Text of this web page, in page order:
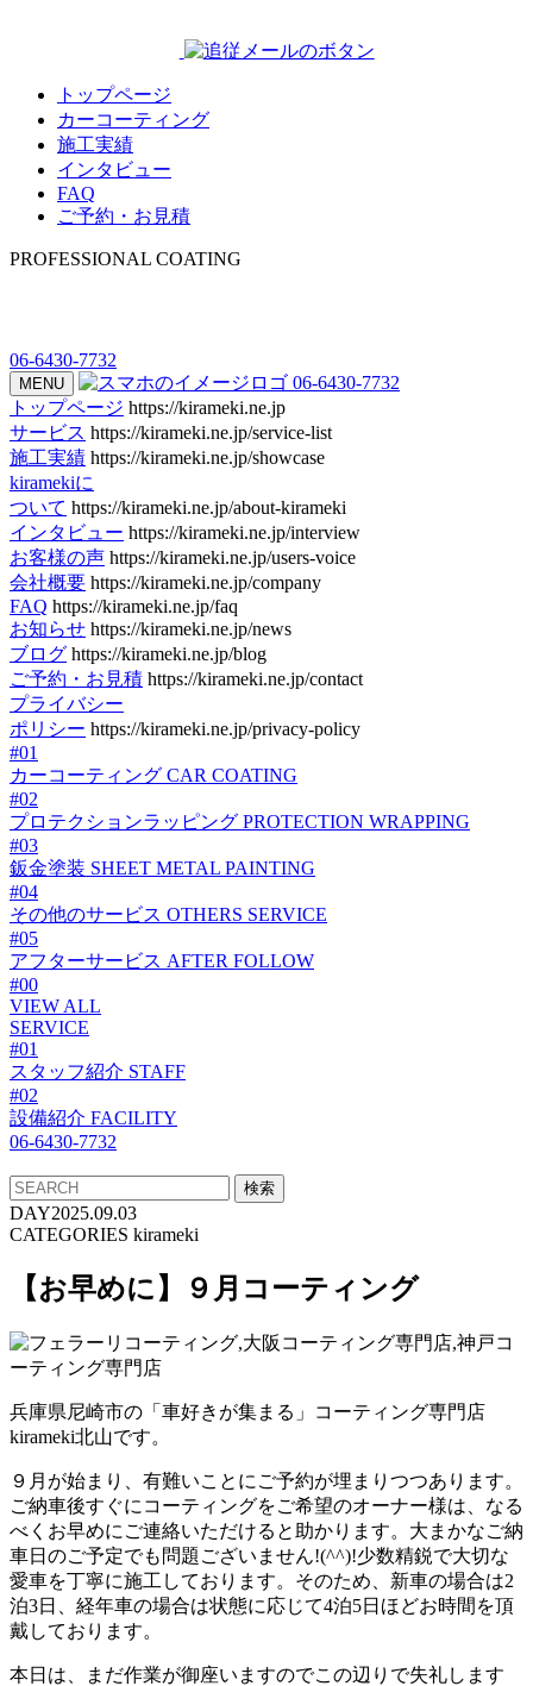
トップページ
カーコーティング
施工実績
インタビュー
FAQ
ご予約・お見積
PROFESSIONAL COATING
06-6430-7732
MENU
06-6430-7732
トップページ https://kirameki.ne.jp
サービス https://kirameki.ne.jp/service-list
施工実績 https://kirameki.ne.jp/showcase
kiramekiに
ついて https://kirameki.ne.jp/about-kirameki
インタビュー https://kirameki.ne.jp/interview
お客様の声 https://kirameki.ne.jp/users-voice
会社概要 https://kirameki.ne.jp/company
FAQ https://kirameki.ne.jp/faq
お知らせ https://kirameki.ne.jp/news
ブログ https://kirameki.ne.jp/blog
ご予約・お見積 https://kirameki.ne.jp/contact
プライバシー
ポリシー https://kirameki.ne.jp/privacy-policy
#01
カーコーティング CAR COATING
#02
プロテクションラッピング PROTECTION WRAPPING
#03
鈑金塗装 SHEET METAL PAINTING
#04
その他のサービス OTHERS SERVICE
#05
アフターサービス AFTER FOLLOW
#00
VIEW ALL
SERVICE
#01
スタッフ紹介 STAFF
#02
設備紹介 FACILITY
06-6430-7732
DAY2025.09.03
CATEGORIES kirameki
【お早めに】９月コーティング
兵庫県尼崎市の「車好きが集まる」コーティング専門店
kirameki北山です。
９月が始まり、有難いことにご予約が埋まりつつあります。
ご納車後すぐにコーティングをご希望のオーナー様は、なる
べくお早めにご連絡いただけると助かります。大まかなご納
車日のご予定でも問題ございません!(^^)!少数精鋭で大切な
愛車を丁寧に施工しております。そのため、新車の場合は2
泊3日、経年車の場合は状態に応じて4泊5日ほどお時間を頂
戴しております。
本日は、まだ作業が御座いますのでこの辺りで失礼します